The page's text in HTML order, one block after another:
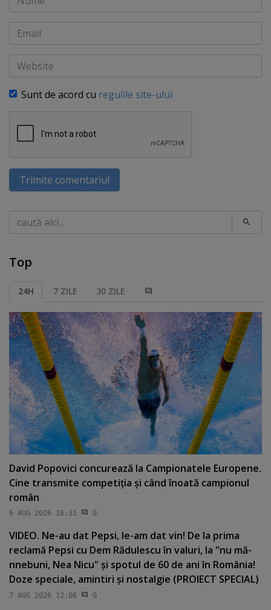
Email
Website
Sunt de acord cu regulile site-ului
Trimite comentariul
Caută
Top
24H 7 ZILE 30 ZILE
David Popovici concurează la Campionatele Europene.
Cine transmite competiţia şi când înoată campionul
român
6 AUG 2026 16:31 0
VIDEO. Ne-au dat Pepsi, le-am dat vin! De la prima
reclamă Pepsi cu Dem Rădulescu în valuri, la "nu mă-
nnebuni, Nea Nicu" şi spotul de 60 de ani în România!
Doze speciale, amintiri şi nostalgie (PROIECT SPECIAL)
7 AUG 2026 12:06 0